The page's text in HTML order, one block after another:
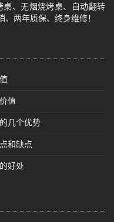
、无烟烧烤桌、自动翻转
两年质保、终身维修！
值
几个优势
和缺点
好处